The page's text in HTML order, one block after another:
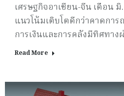
เศรษฐกิจอาเซียน-จีน เดือน
แนวโน้มเติบโตดีกว่าคาดกา
การเงินและการคลังมีทิศทา
Read More